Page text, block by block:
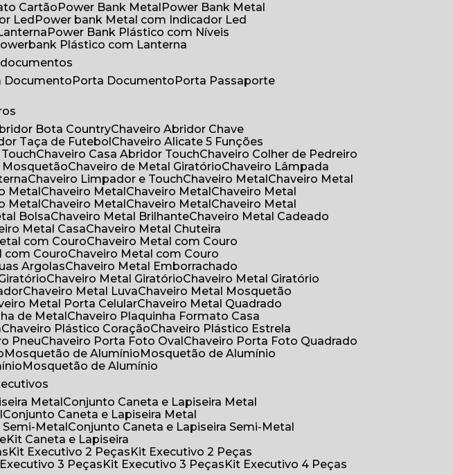
Cartão Power Bank Metal
Power Bank Metal
Led
Power bank Metal com Indicador Led
Power Bank Plástico com Níveis
Powerbank Plástico com Lanterna
documentos
Documento Porta Documento
Porta Passaporte
Bota Country
Chaveiro Abridor Chave
Taça de Futebol
Chaveiro Alicate 5 Funções
Chaveiro Casa Abridor Touch
Chaveiro Colher de Pedreiro
Mosquetão Chaveiro de Metal Giratório
Chaveiro Lâmpada
Chaveiro Limpador e Touch Chaveiro Metal
Chaveiro Metal
Metal Chaveiro Metal Chaveiro Metal
Chaveiro Metal
Metal Chaveiro Metal Chaveiro Metal
Chaveiro Metal
Bolsa Chaveiro Metal Brilhante
Chaveiro Metal Cadeado
Metal Casa
Chaveiro Metal Chuteira
com Couro
Chaveiro Metal com Couro
com Couro
Chaveiro Metal com Couro
Argolas
Chaveiro Metal Emborrachado
Chaveiro Metal Giratório
Chaveiro Metal Giratório
Chaveiro Metal Luva
Chaveiro Metal Mosquetão
Metal Porta Celular
Chaveiro Metal Quadrado
de Metal
Chaveiro Plaquinha Formato Casa
Chaveiro Plástico Coração
Chaveiro Plástico Estrela
Pneu Chaveiro Porta Foto Oval
Chaveiro Porta Foto Quadrado
Mosquetão de Alumínio
Mosquetão de Alumínio
Mosquetão de Alumínio
Metal
Conjunto Caneta e Lapiseira Metal
Conjunto Caneta e Lapiseira Metal
Semi-Metal
Conjunto Caneta e Lapiseira Semi-Metal
Kit Caneta e Lapiseira
Kit Executivo 2 Peças
Kit Executivo 2 Peças
Executivo 3 Peças Kit Executivo 3 Peças
Kit Executivo 4 Peças